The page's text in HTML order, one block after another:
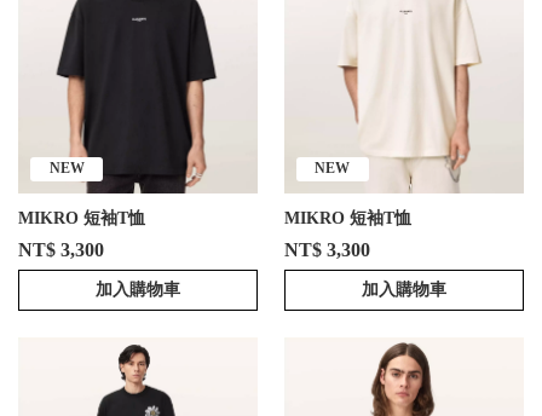
NEW
MIKRO 短袖T恤
NT$ 3,300
加入購物車
NEW
MIKRO 短袖T恤
NT$ 3,300
加入購物車